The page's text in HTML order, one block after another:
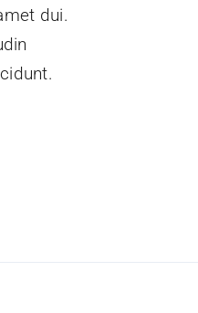
dui.